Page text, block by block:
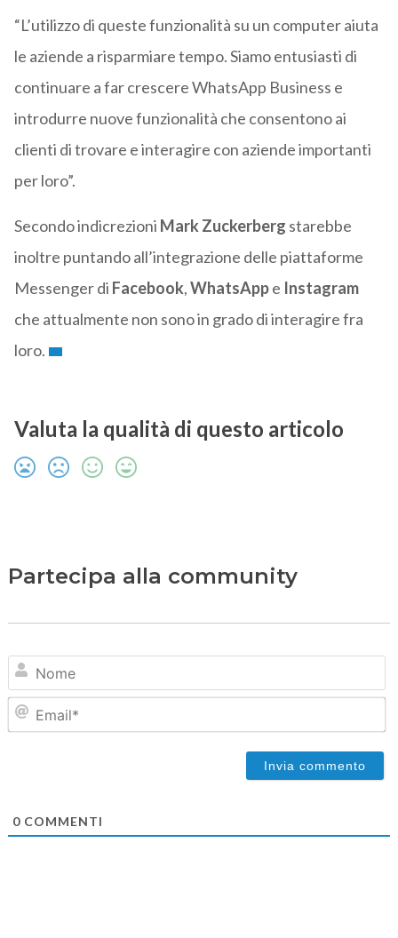
“L’utilizzo di queste funzionalità su un computer aiuta
le aziende a risparmiare tempo. Siamo entusiasti di
continuare a far crescere WhatsApp Business e
introdurre nuove funzionalità che consentono ai
clienti di trovare e interagire con aziende importanti
per loro”.
Secondo indicrezioni Mark Zuckerberg starebbe
inoltre puntando all’integrazione delle piattaforme
Messenger di Facebook,WhatsAppe Instagram
che attualmente non sono in grado di interagire fra
loro.
Valuta la qualità di questo articolo
Partecipa alla community
0COMMENTI